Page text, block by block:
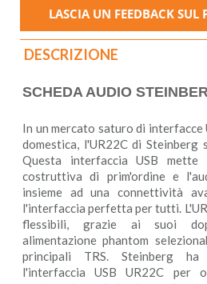
DESCRIZIONE
SCHEDA AUDIO
In un mercato saturo di
domestica, l'UR22C di Steinberg
Questa interfaccia USB
costruttiva di prim'ordine e
insieme ad una connettività
l'interfaccia perfetta per tutti.
flessibili, grazie ai suoi
alimentazione phantom
principali TRS. Steinberg
l'interfaccia USB UR22C per